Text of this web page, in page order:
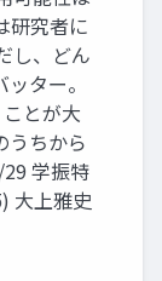
研究者に
し、どん
ター。
とが大
うちから
学振特
大上雅史